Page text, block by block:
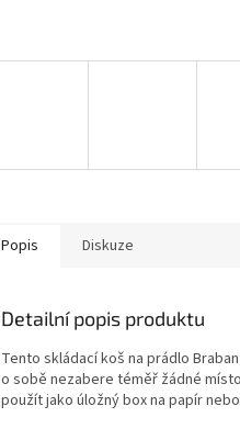
Popis Diskuze
Detailní popis produktu
Tento skládací koš na prádlo
o sobě nezabere téměř žádné
použít jako úložný box na papír